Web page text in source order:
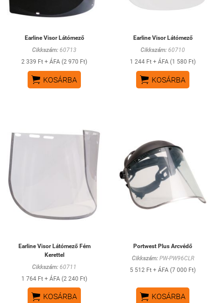
Earline Visor Látómező
Cikkszám: 60713
2 339 Ft + ÁFA (2 970 Ft)
 KOSÁRBA
Earline Visor Látómező
Cikkszám: 60710
1 244 Ft + ÁFA (1 580 Ft)
 KOSÁRBA
Earline Visor Látómező Fém
Kerettel
Cikkszám: 60711
1 764 Ft + ÁFA (2 240 Ft)
 KOSÁRBA
Portwest Plus Arcvédő
Cikkszám:PW-PW96CLR
5 512 Ft + ÁFA (7 000 Ft)
 KOSÁRBA